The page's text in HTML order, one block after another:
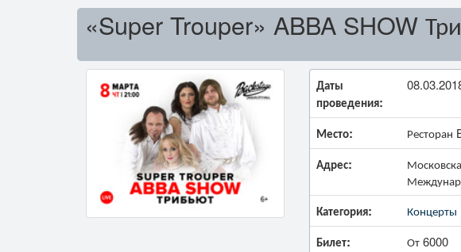
«Super Trouper» ABBA SHOW
Даты
проведения:
Место: Ресторан
Адрес:
Категория: Концерты
Билет: От 6000